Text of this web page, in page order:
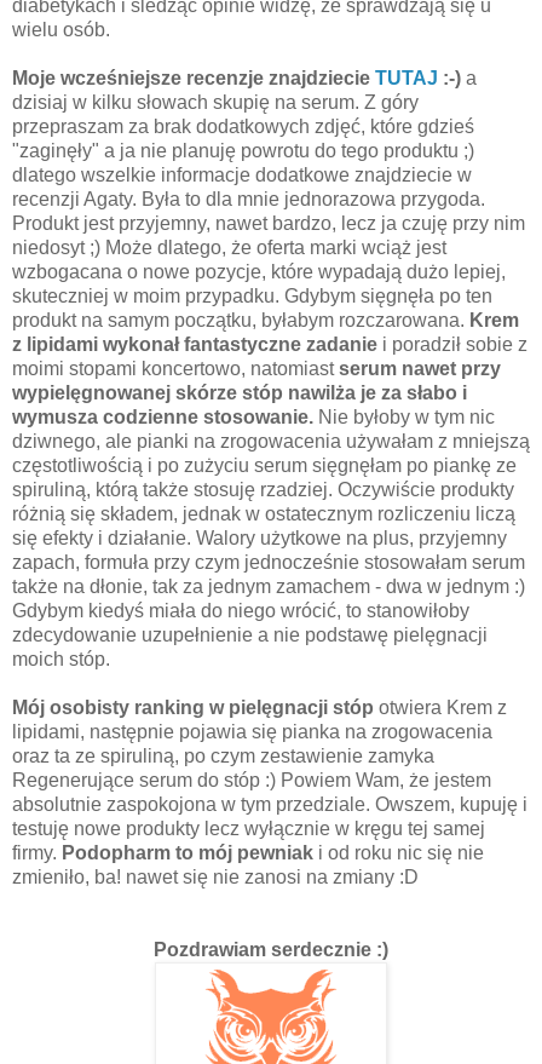
diabetykach i śledząc opinie widzę, że sprawdzają się u
wielu osób.
Moje wcześniejsze recenzje znajdziecie TUTAJ :-) a
dzisiaj w kilku słowach skupię na serum. Z góry
przepraszam za brak dodatkowych zdjęć, które gdzieś
"zaginęły" a ja nie planuję powrotu do tego produktu ;)
dlatego wszelkie informacje dodatkowe znajdziecie w
recenzji Agaty. Była to dla mnie jednorazowa przygoda.
Produkt jest przyjemny, nawet bardzo, lecz ja czuję przy nim
niedosyt ;) Może dlatego, że oferta marki wciąż jest
wzbogacana o nowe pozycje, które wypadają dużo lepiej,
skuteczniej w moim przypadku. Gdybym sięgnęła po ten
produkt na samym początku, byłabym rozczarowana. Krem
z lipidami wykonał fantastyczne zadanie i poradził sobie z
moimi stopami koncertowo, natomiastserum nawet przy
wypielęgnowanej skórze stóp nawilża je za słabo i
wymusza codzienne stosowanie. Nie byłoby w tym nic
dziwnego, ale pianki na zrogowacenia używałam z mniejszą
częstotliwością i po zużyciu serum sięgnęłam po piankę ze
spiruliną, którą także stosuję rzadziej. Oczywiście produkty
różnią się składem, jednak w ostatecznym rozliczeniu liczą
się efekty i działanie. Walory użytkowe na plus, przyjemny
zapach, formuła przy czym jednocześnie stosowałam serum
także na dłonie, tak za jednym zamachem - dwa w jednym :)
Gdybym kiedyś miała do niego wrócić, to stanowiłoby
zdecydowanie uzupełnienie a nie podstawę pielęgnacji
moich stóp.
Mój osobisty ranking w pielęgnacji stóp otwiera Krem z
lipidami, następnie pojawia się pianka na zrogowacenia
oraz ta ze spiruliną, po czym zestawienie zamyka
Regenerujące serum do stóp :) Powiem Wam, że jestem
absolutnie zaspokojona w tym przedziale. Owszem, kupuję i
testuję nowe produkty lecz wyłącznie w kręgu tej samej
firmy. Podopharm to mój pewniak i od roku nic się nie
zmieniło, ba! nawet się nie zanosi na zmiany :D
Pozdrawiam serdecznie :)